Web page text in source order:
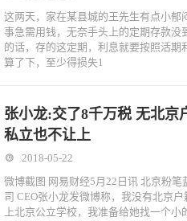
这两天，家在某县城的王先生有点小郁
事急需用钱，无奈手头上的定期存款没
的话，存的这定期，利息就要按照活期
算了下，至少得损失1
张小龙:交了8千万税 无北京
私立也不让上
2018-05-22
微博截图 网易财经5月22日讯 北京粉笔
司 CEO张小龙发微博称，我没有北京
上北京公立学校，我准备给她找一个小